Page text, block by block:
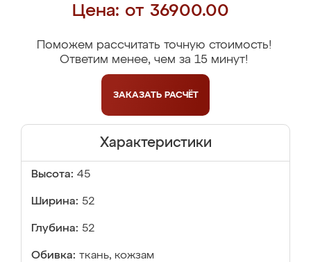
Цена: от 36900.00
Поможем рассчитать точную стоимость!
Ответим менее, чем за 15 минут!
ЗАКАЗАТЬ РАСЧЁТ
Характеристики
Высота: 45
Ширина: 52
Глубина: 52
Обивка: ткань, кожзам